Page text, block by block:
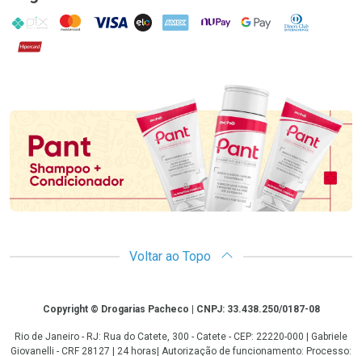
PIX MasterCard
VISA ELO AMEX NuPay Google PayDiners Club
Hipercard
Promoção em Destaque
Voltar ao Topo
CopyrightCopyright © Drogarias Pacheco | CNPJ: 33.438.250/0187-08
Rio de Janeiro - RJ: Rua do Catete, 300 - Catete - CEP: 22220-000 | Gabriele
Giovanelli - CRF 28127 | 24 horas| Autorização de funcionamento: Processo: